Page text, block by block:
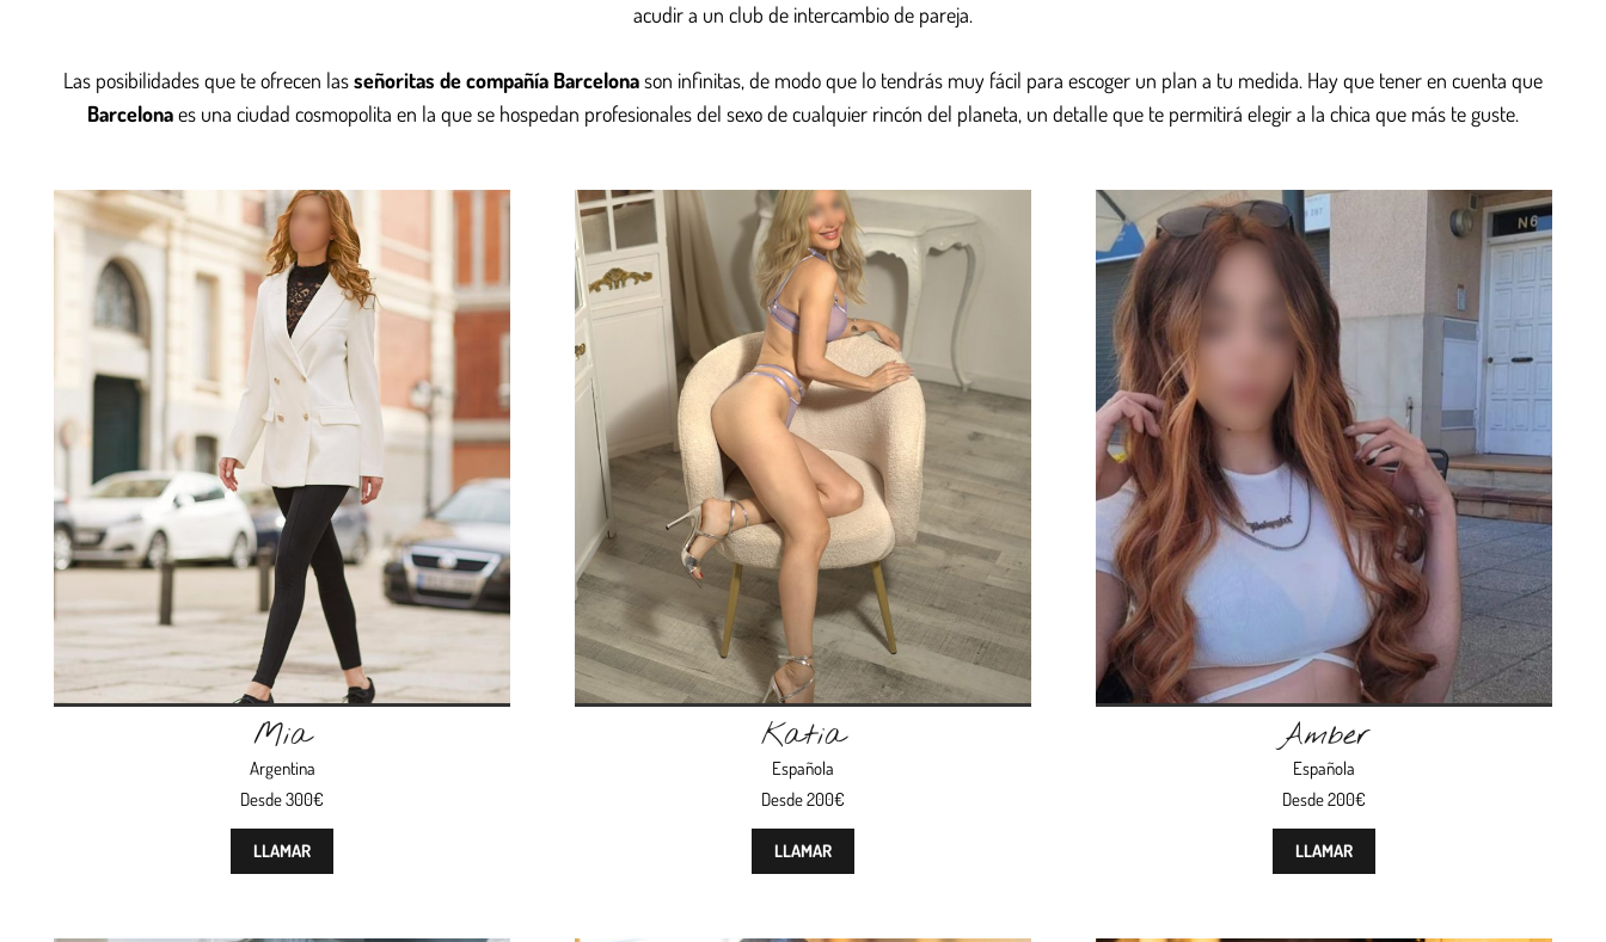
acudir a un club de intercambio de pareja.
Las posibilidades que te ofrecen lasseñoritas de compañía Barcelonason infinitas, de modo que lo tendrás muy fácil para escoger un plan a tu medida. Hay que tener en cuenta que
Barcelonaes una ciudad cosmopolita en la que se hospedan profesionales del sexo de cualquier rincón del planeta, un detalle que te permitirá elegir a la chica que más te guste.
Mia
Argentina
Desde 300€
LLAMAR
Katia
Española
Desde 200€
LLAMAR
Amber
Española
Desde 200€
LLAMAR